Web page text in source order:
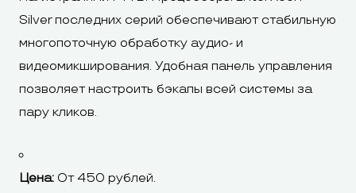
Silver последних серий обеспечивают стабильную
многопоточную обработку аудио- и
видеомикширования. Удобная панель управления
позволяет настроить бэкапы всей системы за
пару кликов.
Цена: От 450 рублей.